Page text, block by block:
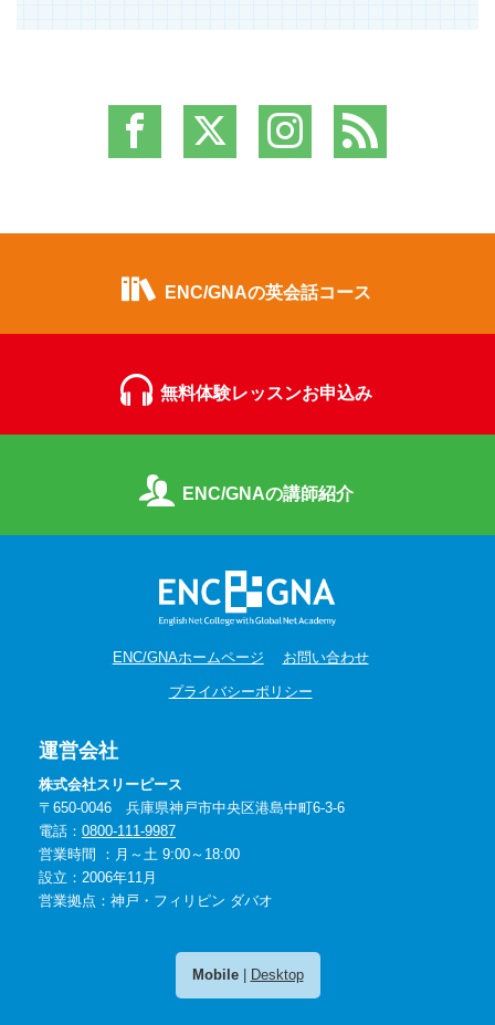
ENC/GNAの英会話コース
無料体験レッスンお申込み
ENC/GNAの講師紹介
ENC/GNAホームページ お問い合わせ
プライバシーポリシー
運営会社
株式会社スリーピース
〒650-0046 兵庫県神戸市中央区港島中町6-3-6
電話： 0800-111-9987
営業時間 ：月～土 9:00～18:00
設立：2006年11月
営業拠点：神戸・フィリピン ダバオ
Mobile| Desktop